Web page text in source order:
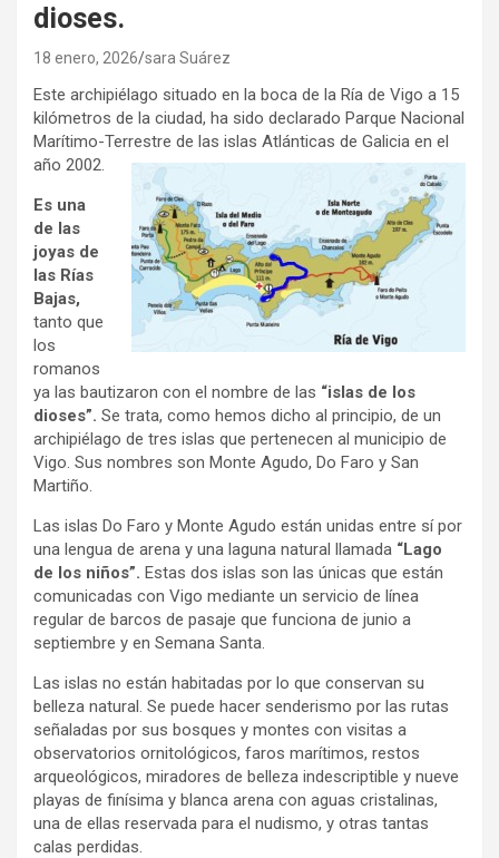
dioses.
18 enero, 2026 sara Suárez
Este archipiélago situado en la boca de la Ría de Vigo a 15
kilómetros de la ciudad, ha sido declarado Parque Nacional
Marítimo-Terrestre de las islas Atlánticas de Galicia en el
año 2002.
Es una
de las
joyas de
las Rías
Bajas,
tanto que
los
romanos
ya las bautizaron con el nombre de las “islas de los
dioses”. Se trata, como hemos dicho al principio, de un
archipiélago de tres islas que pertenecen al municipio de
Vigo. Sus nombres son Monte Agudo, Do Faro y San
Martiño.
Las islas Do Faro y Monte Agudo están unidas entre sí por
una lengua de arena y una laguna natural llamada “Lago
de los niños”. Estas dos islas son las únicas que están
comunicadas con Vigo mediante un servicio de línea
regular de barcos de pasaje que funciona de junio a
septiembre y en Semana Santa.
Las islas no están habitadas por lo que conservan su
belleza natural. Se puede hacer senderismo por las rutas
señaladas por sus bosques y montes con visitas a
observatorios ornitológicos, faros marítimos, restos
arqueológicos, miradores de belleza indescriptible y nueve
playas de finísima y blanca arena con aguas cristalinas,
una de ellas reservada para el nudismo, y otras tantas
calas perdidas.